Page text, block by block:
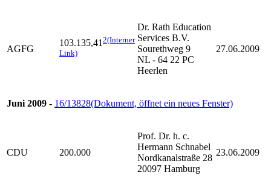
AGFG
103.135,41 2(Interner
Link)
Dr. Rath Education
Services B.V.
Sourethweg 9
NL - 64 22 PC
Heerlen
27.06.2009
Juni 2009 - 16/13828(Dokument, öffnet ein neues Fenster)
CDU 200.000
Prof. Dr. h. c.
Hermann Schnabel
Nordkanalstraße 28
20097 Hamburg
23.06.2009